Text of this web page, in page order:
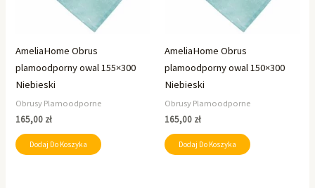
AmeliaHome Obrus
plamoodporny owal 155×300
Niebieski
Obrusy Plamoodporne
165,00 zł
Dodaj Do Koszyka
AmeliaHome Obrus
plamoodporny owal 150×300
Niebieski
Obrusy Plamoodporne
165,00 zł
Dodaj Do Koszyka